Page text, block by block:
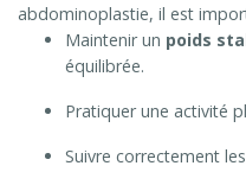
abdominoplastie, il est
Maintenir un poids
équilibrée.
Pratiquer une activité
Suivre correctement